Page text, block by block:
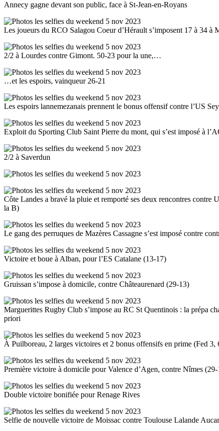
Annecy gagne devant son public, face à St-Jean-en-Royans
Les joueurs du RCO Salagou Coeur d’Hérault s’imposent 17 à 34 à
2/2 à Lourdes contre Gimont. 50-23 pour la une,…
…et les espoirs, vainqueur 26-21
Les espoirs lannemezanais prennent le bonus offensif contre l’US
Exploit du Sporting Club Saint Pierre du mont, qui s’est imposé à
2/2 à Saverdun
Côte Landes a bravé la pluie et remporté ses deux rencontres
la B)
Le gang des perruques de Mazères Cassagne s’est imposé contre
Victoire et boue à Alban, pour l’ES Catalane (13-17)
Gruissan s’impose à domicile, contre Châteaurenard (29-13)
Marguerittes Rugby Club s’impose au RC St Quentinois : la prépa
priori
À Puilboreau, 2 larges victoires et 2 bonus offensifs en prime (Fed
Première victoire à domicile pour Valence d’Agen, contre Nîmes
Double victoire bonifiée pour Renage Rives
Selfie de nouvelle victoire de Moissac contre Toulouse Lalande